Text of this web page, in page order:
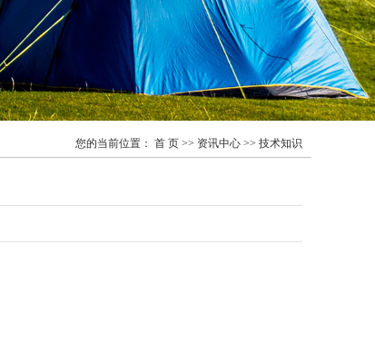
您的当前位置： 首 页 >> 资讯中心 >> 技术知识